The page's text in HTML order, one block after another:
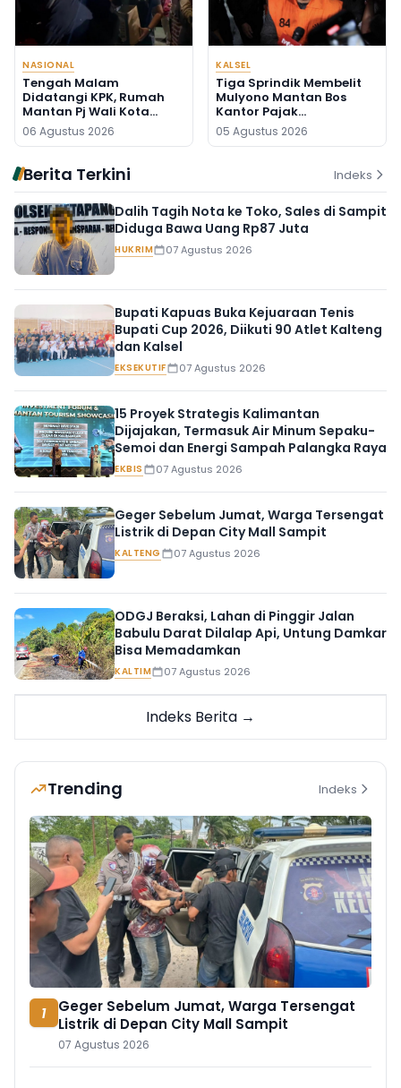
NASIONAL
Tengah Malam
Didatangi KPK, Rumah
Mantan Pj Wali Kota
Digeledah, Empat Koper
Dibawa
06 Agustus 2026
KALSEL
Tiga Sprindik Membelit
Mulyono Mantan Bos
Kantor Pajak
Banjarmasin
05 Agustus 2026
Berita Terkini Indeks
Dalih Tagih Nota ke Toko, Sales di Sampit
Diduga Bawa Uang Rp87 Juta
HUKRIM 07 Agustus 2026
Bupati Kapuas Buka Kejuaraan Tenis
Bupati Cup 2026, Diikuti 90 Atlet Kalteng
dan Kalsel
EKSEKUTIF 07 Agustus 2026
15 Proyek Strategis Kalimantan
Dijajakan, Termasuk Air Minum Sepaku-
Semoi dan Energi Sampah Palangka Raya
EKBIS 07 Agustus 2026
Geger Sebelum Jumat, Warga Tersengat
Listrik di Depan City Mall Sampit
KALTENG 07 Agustus 2026
ODGJ Beraksi, Lahan di Pinggir Jalan
Babulu Darat Dilalap Api, Untung Damkar
Bisa Memadamkan
KALTIM 07 Agustus 2026
Indeks Berita →
Trending Indeks
1
Geger Sebelum Jumat, Warga Tersengat
Listrik di Depan City Mall Sampit
07 Agustus 2026